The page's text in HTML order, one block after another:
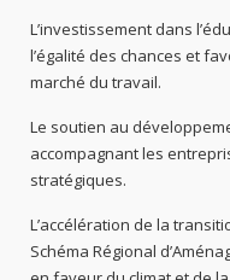
L’investissement dans
l’égalité des chances et
marché du travail.
Le soutien au
accompagnant les
stratégiques.
L’accélération de la
Schéma Régional